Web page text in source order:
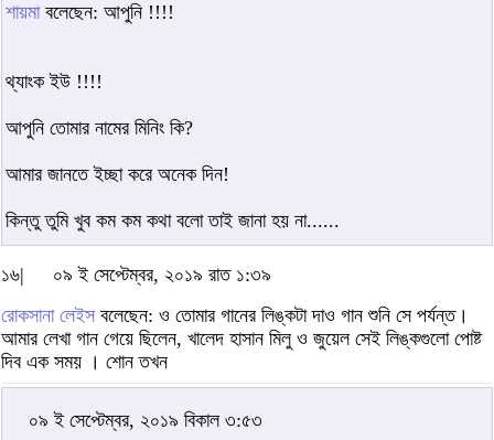
শায়মাবলেছেন: আপুনি !!!!
থ্যাংক ইউ !!!!
আপুনি তোমার নামের মিনিং কি?
আমার জানতে ইচ্ছা করে অনেক দিন!
কিন্তু তুমি খুব কম কম কথা বলো তাই জানা হয় না......
১৬|
০৯ ই সেপ্টেম্বর, ২০১৯ রাত ১:৩৯
রোকসানা লেইস বলেছেন: ও তোমার গানের লিঙ্কটা দাও গান শুনি সে পর্যন্ত।
আমার লেখা গান গেয়ে ছিলেন, খালেদ হাসান মিলু ও জুয়েল সেই লিঙ্কগুলো পোষ্ট
দিব এক সময় । শোন তখন
০৯ ই সেপ্টেম্বর, ২০১৯ বিকাল ৩:৫৩